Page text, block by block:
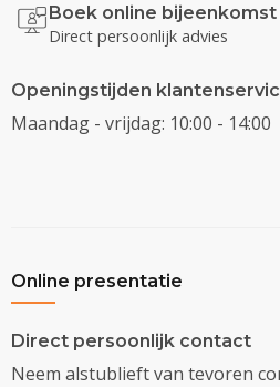
Boek online bijeenkomst
Direct persoonlijk advies
Openingstijden
Maandag - vrijdag: 10:00 - 14:00
Online presentatie
Direct persoonlijk contact
Neem alstublieft van tevoren